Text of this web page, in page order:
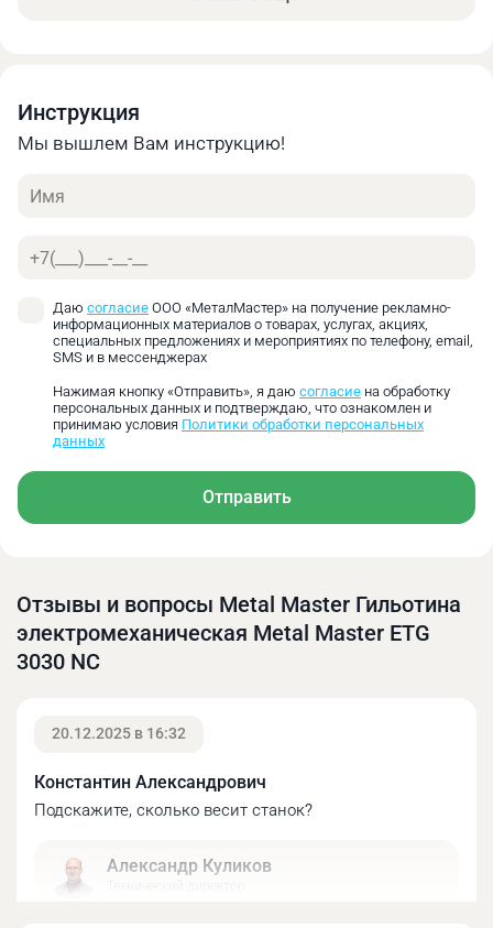
Электромеханическая гильотина Metal Master ETG
3030 NC – это профессиональное оборудование
для резки металлических листов. Данное
автомобилестроении, судостроении, производстве
оборудования, а также для резки
случаях. Прочность отрезного материала на
разрыв должна быть менее 48 кг/мм. В случае
резки листов с высокой прочностью на разрыв
уменьшена соответственно. Благодаря
компактной сварной конструкции из стального
прочностью на разрыв.
Описание:
моторизированным задним столом.
Инструкция
Мы вышлем Вам инструкцию!
Имя
Телефон
Даю согласие ООО «МеталМастер» на получение рекламно-
информационных материалов о товарах, услугах, акциях,
специальных предложениях и мероприятиях по телефону, email,
SMS и в мессенджерах
Нажимая кнопку «Отправить», я даю согласие на обработку
персональных данных и подтверждаю, что ознакомлен и
принимаю условия Политики обработки персональных
данных
Отправить
Отзывы и вопросы Metal Master Гильотина
электромеханическая Metal Master ETG
3030 NC
20.12.2025 в 16:32
Константин Александрович
Подскажите, сколько весит станок?
Александр Куликов